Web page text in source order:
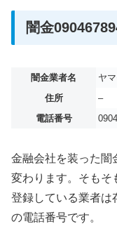
闇金
闇金業者名
ヤ
住所
–
電話番号
金融会社を装った闇
変わります。そもそ
登録している業者は
の電話番号です。